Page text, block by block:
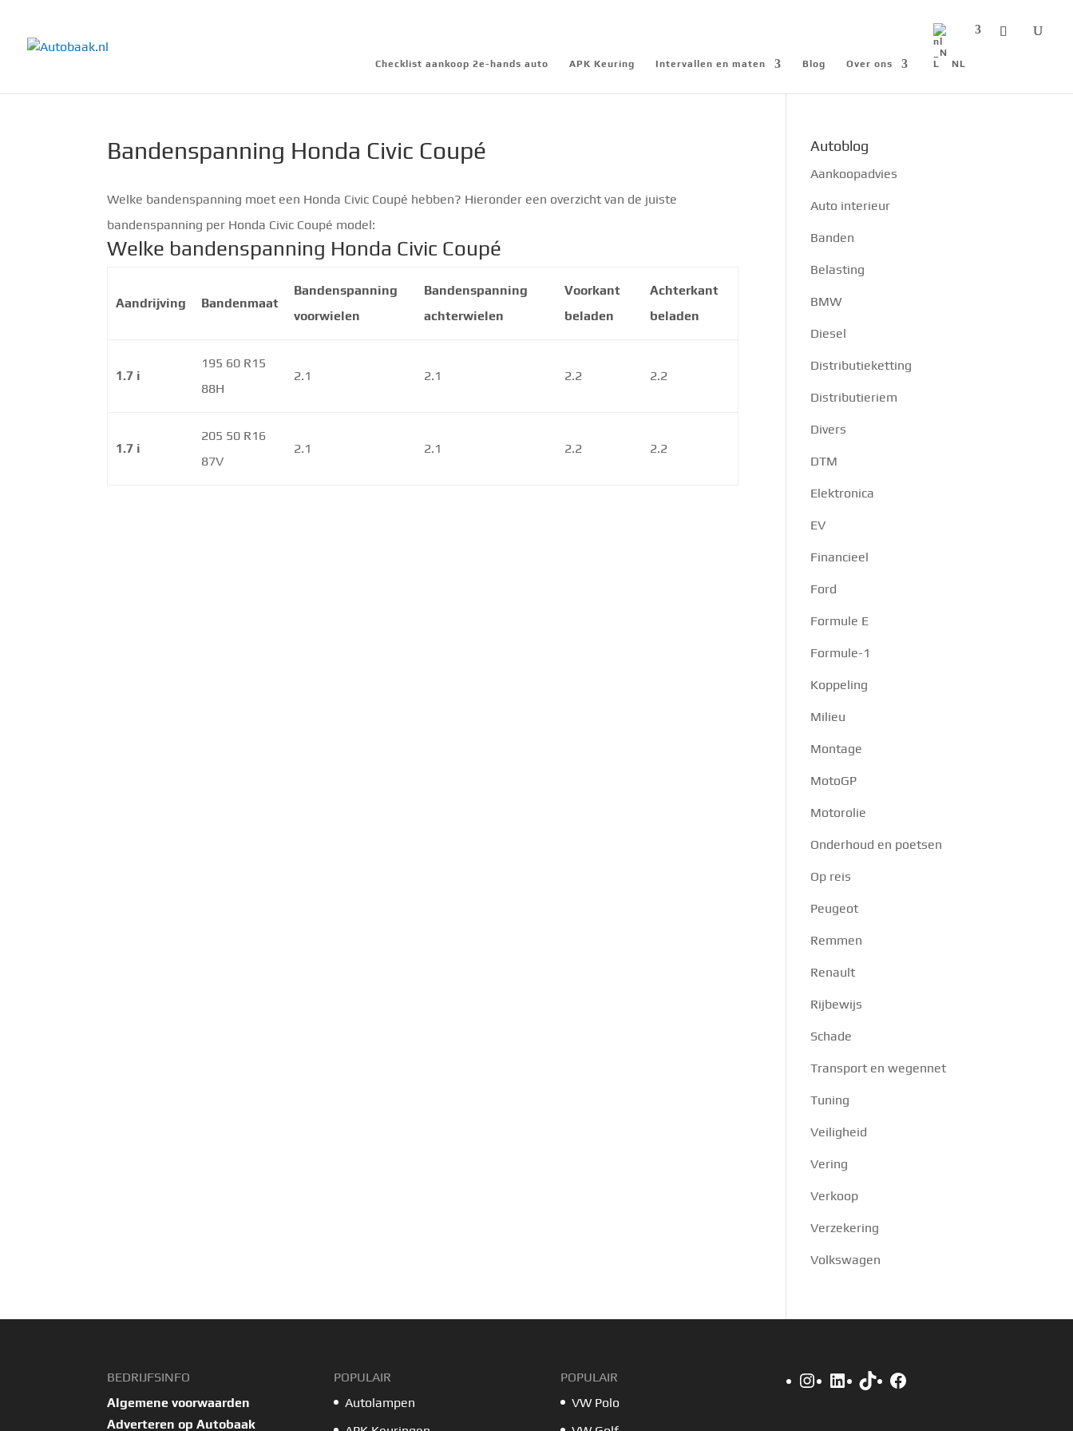
Checklist aankoop 2e-hands auto APK Keuring Intervallen en maten Blog Over ons NL
Bandenspanning Honda Civic Coupé
Welke bandenspanning moet een Honda Civic Coupé hebben? Hieronder een overzicht van de juiste
bandenspanning per Honda Civic Coupé model:
Welke bandenspanning Honda Civic Coupé
Aandrijving Bandenmaat
Bandenspanning
voorwielen
Bandenspanning
achterwielen
Voorkant
beladen
Achterkant
beladen
1.7 i
195 60 R15
88H
2.1 2.1 2.2 2.2
1.7 i
205 50 R16
87V
2.1 2.1 2.2 2.2
Autoblog
Aankoopadvies
Auto interieur
Banden
Belasting
BMW
Diesel
Distributieketting
Distributieriem
Divers
DTM
Elektronica
EV
Financieel
Ford
Formule E
Formule-1
Koppeling
Milieu
Montage
MotoGP
Motorolie
Onderhoud en poetsen
Op reis
Peugeot
Remmen
Renault
Rijbewijs
Schade
Transport en wegennet
Tuning
Veiligheid
Vering
Verkoop
Verzekering
Volkswagen
BEDRIJFSINFO
Algemene voorwaarden
Adverteren op Autobaak
POPULAIR
Autolampen
POPULAIR
VW Polo
Instagram
LinkedIn
TikTokFacebook